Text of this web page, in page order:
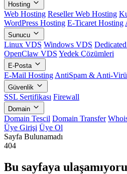
Hosting
Web Hosting Reseller Web Hosting
WordPress Hosting E-Ticaret Hosting
Sunucu
Linux VDS Windows VDS
OpenClaw VDS Yedek Çözümleri
E-Posta
E-Mail Hosting AntiSpam & Anti-
Güvenlik
SSL Sertifikası Firewall
Domain
Domain Tescil Domain Transfer
Üye Girişi Üye Ol
Sayfa Bulunamadı
404
Bu sayfaya